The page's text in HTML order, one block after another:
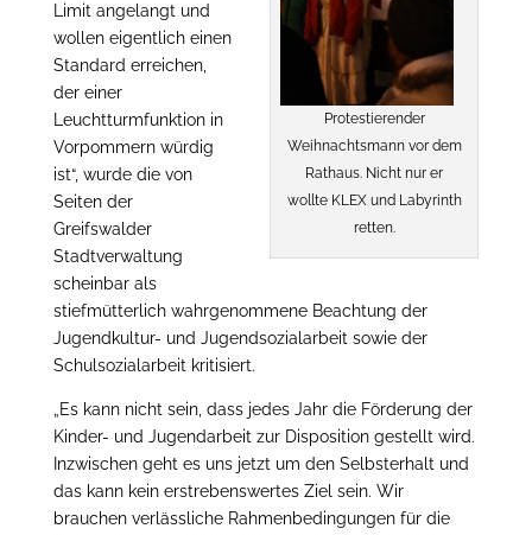
Protestierender
Weihnachtsmann vor dem
Rathaus. Nicht nur er
wollte KLEX und Labyrinth
retten.
Limit angelangt und
wollen eigentlich einen
Standard erreichen,
der einer
Leuchtturmfunktion in
Vorpommern würdig
ist“, wurde die von
Seiten der
Greifswalder
Stadtverwaltung
scheinbar als
stiefmütterlich wahrgenommene Beachtung der
Jugendkultur- und Jugendsozialarbeit sowie der
Schulsozialarbeit kritisiert.
„Es kann nicht sein, dass jedes Jahr die Förderung der
Kinder- und Jugendarbeit zur Disposition gestellt wird.
Inzwischen geht es uns jetzt um den Selbsterhalt und
das kann kein erstrebenswertes Ziel sein. Wir
brauchen verlässliche Rahmenbedingungen für die